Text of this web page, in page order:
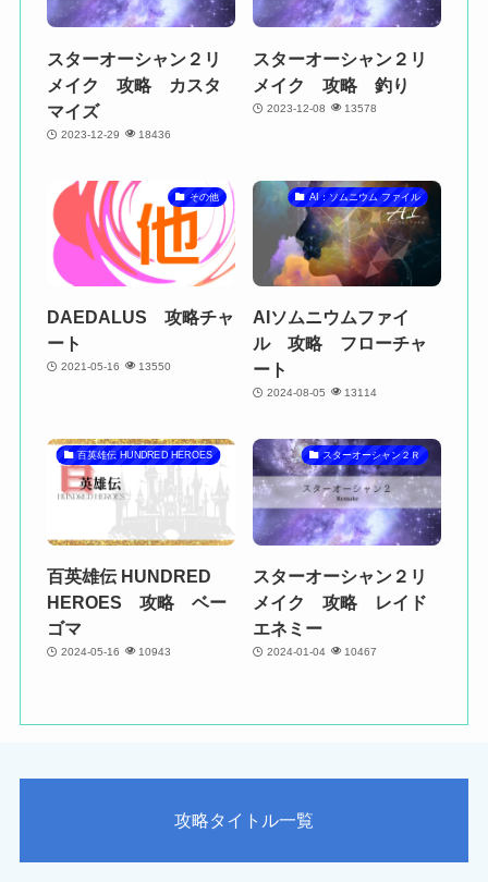
スターオーシャン２リ
メイク 攻略 カスタ
マイズ
2023-12-29 18436
スターオーシャン２リ
メイク 攻略 釣り
2023-12-08 13578
その他
DAEDALUS 攻略チャ
ート
2021-05-16 13550
AI：ソムニウム ファイル
AIソムニウムファイ
ル 攻略 フローチャ
ート
2024-08-05 13114
百英雄伝 HUNDRED HEROES
百英雄伝 HUNDRED
HEROES 攻略 ベー
ゴマ
2024-05-16 10943
スターオーシャン２Ｒ
スターオーシャン２リ
メイク 攻略 レイド
エネミー
2024-01-04 10467
攻略タイトル一覧